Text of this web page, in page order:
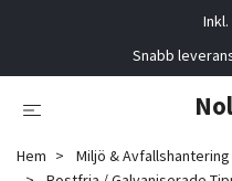
Snabb
Hem Miljö & Avfallshantering